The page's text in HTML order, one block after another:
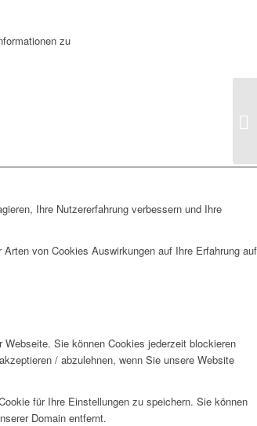
zu
Ihre Nutzererfahrung verbessern und Ihre
von Cookies Auswirkungen auf Ihre Erfahrung auf
Sie können Cookies jederzeit blockieren
/ abzulehnen, wenn Sie unsere Website
für Ihre Einstellungen zu speichern. Sie können
Domain entfernt.